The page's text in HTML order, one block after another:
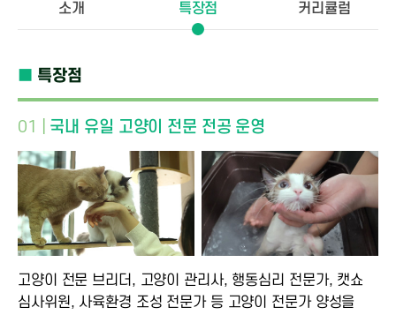
소개 특장점 커리큘럼
■ 특장점
01 | 국내 유일 고양이 전문 전공 운영
고양이 전문 브리더, 고양이 관리사, 행동심리 전문가, 캣쇼
심사위원, 사육환경 조성 전문가 등 고양이 전문가 양성을